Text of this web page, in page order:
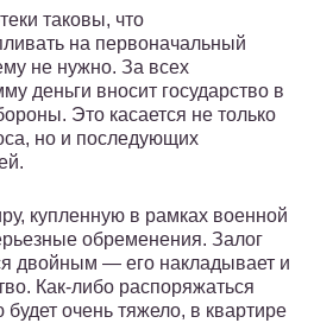
таковы, что
на первоначальный
не нужно. За всех
деньги вносит государство в
Это касается не только
но и последующих
купленную в рамках военной
обременения. Залог
двойным — его накладывает и
Как-либо распоряжаться
очень тяжело, в квартире